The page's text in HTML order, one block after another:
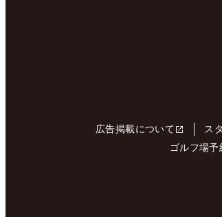
広告掲載について ス
ゴルフ場